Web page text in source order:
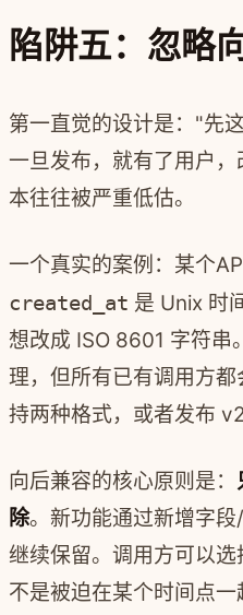
陷阱五：忽略
第一直觉的设计是："先
一旦发布，就有了用户
本往往被严重低估。
一个真实的案例：某个
created_at 是 Unix 时
想改成 ISO 8601 字符串
理，但所有已有调用方
持两种格式，或者发布
向后兼容的核心原则是：
除。新功能通过新增字
继续保留。调用方可以
不是被迫在某个时间点一